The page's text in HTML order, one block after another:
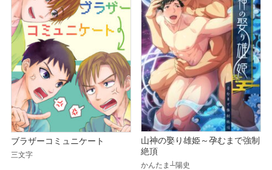
ブラザーコミュニケート
三文字
山神の娶り雄姫～孕むまで強制
絶頂
かんたま┴陽史